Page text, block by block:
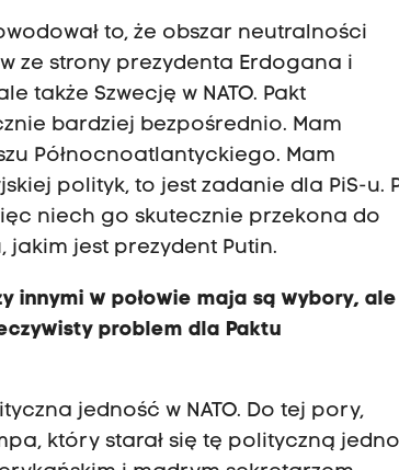
to, że obszar neutralności
ze strony prezydenta Erdogana i
także Szwecję w NATO. Pakt
bardziej bezpośrednio. Mam
Północnoatlantyckiego. Mam
polityk, to jest zadanie dla PiS-u.
niech go skutecznie przekona do
jest prezydent Putin.
innymi w połowie maja są wybory, ale
problem dla Paktu
jedność w NATO. Do tej pory,
który starał się tę polityczną